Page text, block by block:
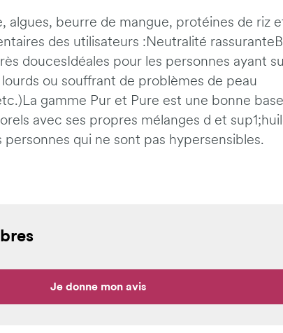
algues, beurre de mangue, protéines de riz
des utilisateurs :Neutralité
doucesIdéales pour les personnes ayant
ou souffrant de problèmes de peau
gamme Pur et Pure est une bonne
avec ses propres mélanges d et
personnes qui ne sont pas hypersensibles.
Je donne mon avis